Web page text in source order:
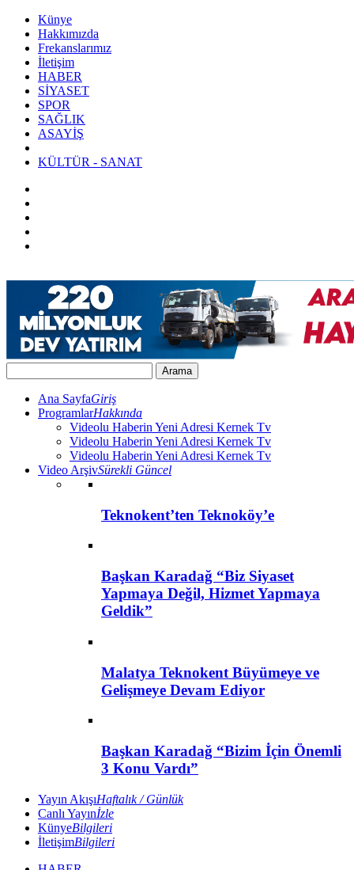
Künye
Hakkımızda
Frekanslarımız
İletişim
HABER
SİYASET
SPOR
SAĞLIK
ASAYİŞ
KÜLTÜR - SANAT
Ana SayfaGiriş
ProgramlarHakkında
Videolu Haberin Yeni Adresi Kernek Tv
Videolu Haberin Yeni Adresi Kernek Tv
Videolu Haberin Yeni Adresi Kernek Tv
Video ArşivSürekli Güncel
Teknokent’ten Teknoköy’e
Başkan Karadağ “Biz Siyaset
Yapmaya Değil, Hizmet Yapmaya
Geldik”
Malatya Teknokent Büyümeye ve
Gelişmeye Devam Ediyor
Başkan Karadağ “Bizim İçin Önemli
3 Konu Vardı”
Yayın AkışıHaftalık / Günlük
Canlı Yayınİzle
KünyeBilgileri
İletişimBilgileri